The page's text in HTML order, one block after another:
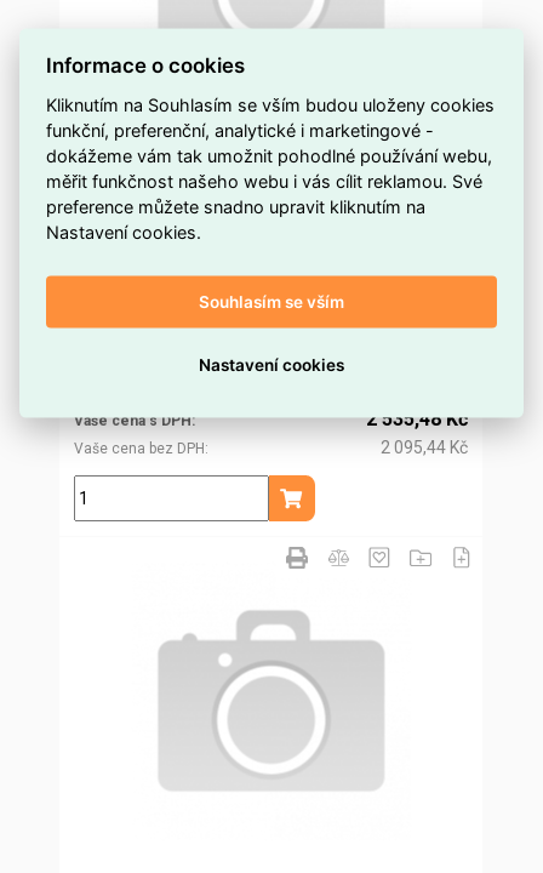
Mi-52212
Dostupnost EMAS na objednávku
Kód dodavatele
MI-52212
ELROOS0146642
8595057702462
Vaše cena s DPH
Vaše cena bez DPH
2 535,48 Kč
2 095,44 Kč
ks
Přidat do košíku
Informace o cookies
Kliknutím na Souhlasím se vším budou uloženy cookies
funkční, preferenční, analytické i marketingové -
dokážeme vám tak umožnit pohodlné používání webu,
měřit funkčnost našeho webu i vás cílit reklamou. Své
preference můžete snadno upravit kliknutím na
Nastavení cookies.
Souhlasím se vším
Nastavení cookies